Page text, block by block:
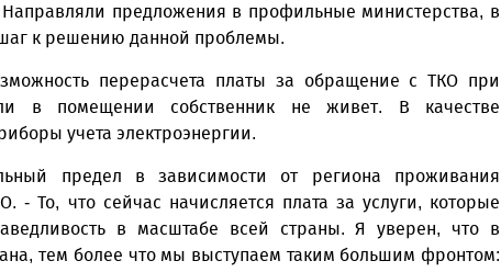
Направляли предложения в профильные министерства, в
к решению данной проблемы.
перерасчета платы за обращение с ТКО при
в помещении собственник не живет. В качестве
учета электроэнергии.
предел в зависимости от региона проживания
- То, что сейчас начисляется плата за услуги, которые
в масштабе всей страны. Я уверен, что в
тем более что мы выступаем таким большим фронтом: